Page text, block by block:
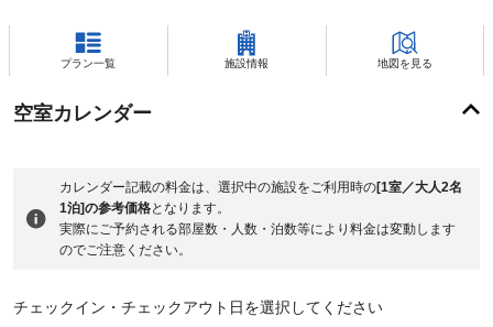
プラン一覧 施設情報 地図を見る
空室カレンダー
カレンダー記載の料金は、選択中の施設をご利用時の[1室／大人2名
1泊]の参考価格となります。
実際にご予約される部屋数・人数・泊数等により料金は変動します
のでご注意ください。
チェックイン・チェックアウト日を選択してください